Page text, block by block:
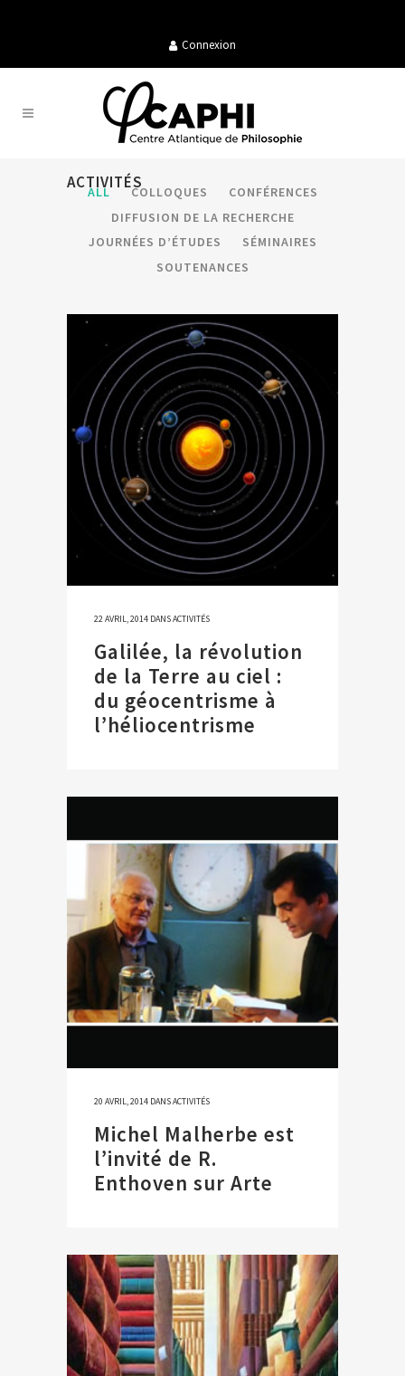
Connexion
ACTIVITÉS
ALL COLLOQUES
CONFÉRENCES
DIFFUSION DE LA RECHERCHE
JOURNÉES D’ÉTUDES
SÉMINAIRES
SOUTENANCES
22 AVRIL, 2014 DANSACTIVITÉS
Galilée, la révolution
de la Terre au ciel :
du géocentrisme à
l’héliocentrisme
20 AVRIL, 2014 DANSACTIVITÉS
Michel Malherbe est
l’invité de R.
Enthoven sur Arte